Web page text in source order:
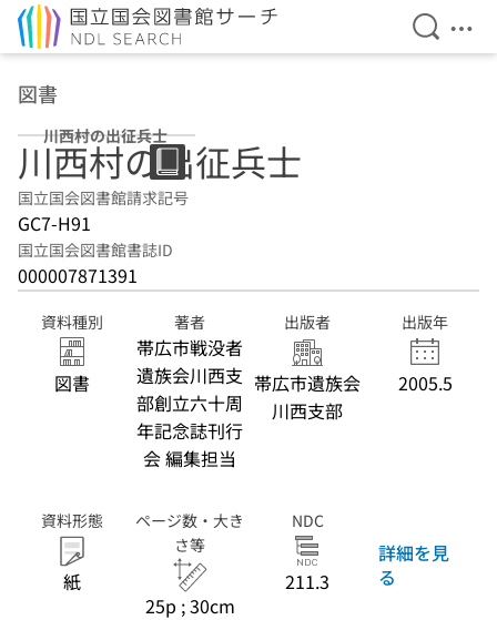
検索を
メ
図書
川西村の出征兵士
川西村の出征兵士
国立国会図書館請求記号
GC7-H91
国立国会図書館書誌ID
000007871391
資料種別
図書
著者
帯広市戦没者
遺族会川西支
部創立六十周
年記念誌刊行
会 編集担当
出版者
帯広市遺族会
川西支部
出版年
2005.5
資料形態
紙
ページ数・大き
さ等
25p ; 30cm
NDC
211.3
詳細を見
る